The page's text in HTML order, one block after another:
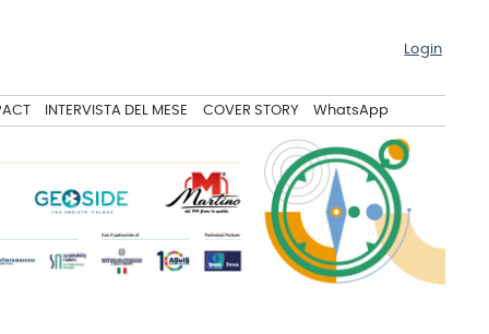
Login
INTERVISTA DEL MESE COVER STORY WhatsApp